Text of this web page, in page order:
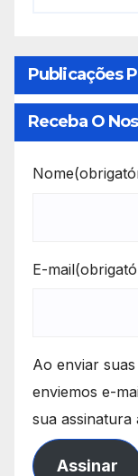
Publicações
Receba O
Nome
E-mail
Ao enviar
enviemos e-
sua assinatura
Assinar